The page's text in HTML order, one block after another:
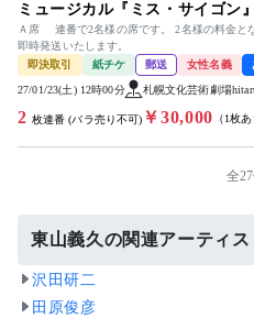
ミュージカル『ミス・サイゴン
Ａ席 連番で2名様の席です。 2名様の料金と
即時発送いたします。
即決取引
紙チケ 郵送 女性名義
27/01/23(土) 12時00分 札幌文化芸術劇場
2 枚連番 (バラ売り不可) ￥30,000 （1枚
全
東山義久の関連アーティス
沢田研二
田原俊彦